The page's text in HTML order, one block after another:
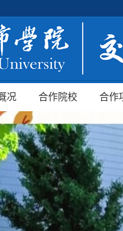
况 合作院校 合作